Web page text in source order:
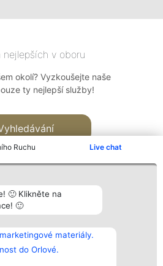
Ruchu Live chat
🙂 Klikněte na
🙂
materiály.
do Orlové.
v oboru
okolí? Vyzkoušejte naše
ty nejlepší služby!
Vítězové
Seznam všech
laureátů
Zásady
Kontakt